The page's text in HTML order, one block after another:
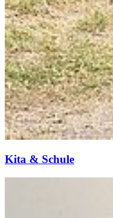
Kita & Schule